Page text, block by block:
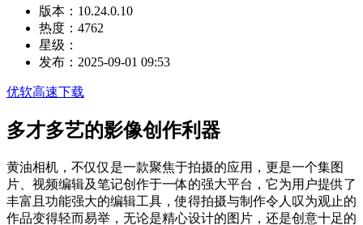
版本： 10.24.0.10
热度： 4762
星级：
发布： 2025-09-01 09:53
优软高速下载
多才多艺的影像创作利器
黄油相机，不仅仅是一款聚焦于拍摄的应用，更是一个集图
片、视频编辑及笔记创作于一体的强大平台，它为用户提供了
丰富且功能强大的编辑工具，使得拍摄与制作令人叹为观止的
作品变得轻而易举，无论是精心设计的图片，还是创意十足的